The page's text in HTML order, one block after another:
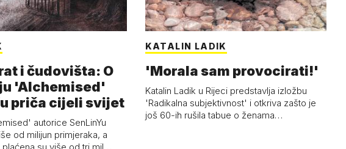
i čudovišta: O
'Alchemised'
priča cijeli svijet
autorice SenLinYu
od milijun primjeraka, a
KATALIN LADIK
'Morala sam provocirati!'
Katalin Ladik u Rijeci predstavlja izložbu
'Radikalna subjektivnost' i otkriva zašto je
još 60-ih rušila tabue o ženama…